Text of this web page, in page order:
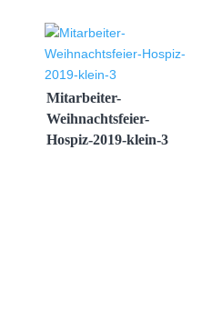
Mitarbeiter-
Weihnachtsfeier-
Hospiz-2019-klein-3